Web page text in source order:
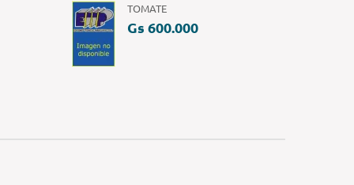
TOMATE
Gs 600.000